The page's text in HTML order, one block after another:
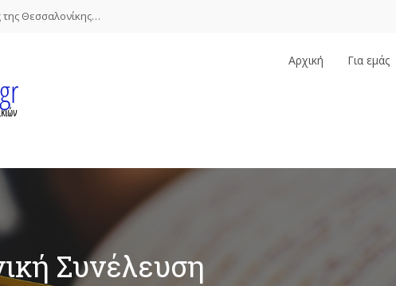
της Θεσσαλονίκης…
μισθώσεις…
τους…
Αρχική Για εμάς
Συνέλευση